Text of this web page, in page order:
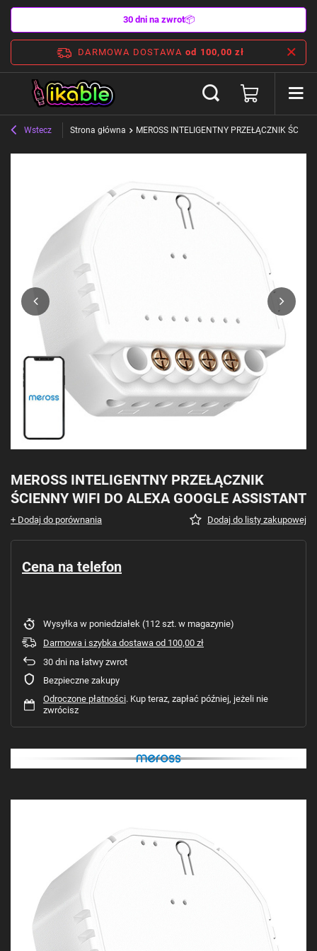
30 dni na zwrot📦
DARMOWA DOSTAWA od 100,00 zł
Wstecz Strona główna MEROSS INTELIGENTNY PRZEŁĄCZNIK
MEROSS INTELIGENTNY PRZEŁĄCZNIK
ŚCIENNY WIFI DO ALEXA GOOGLE ASSISTANT
+ Dodaj do porównania Dodaj do listy zakupowej
Cena na telefon
Wysyłka w poniedziałek (112 szt. w magazynie)
Darmowa i szybka dostawa od 100,00 zł
30 dni na łatwy zwrot
Bezpieczne zakupy
Odroczone płatności. Kup teraz, zapłać później, jeżeli nie
zwrócisz